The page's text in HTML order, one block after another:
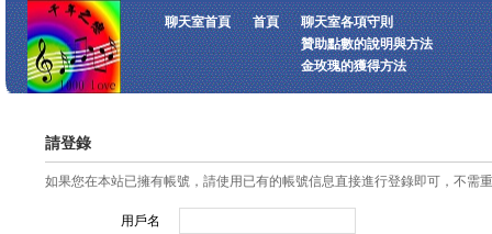
聊天室首頁 首頁
聊天室各項守則
贊助點數的說明與方法
金玫瑰的獲得方法
請登錄
如果您在本站已擁有帳號，請使用已有的帳號信息直接進行登錄即可，不需
用戶名